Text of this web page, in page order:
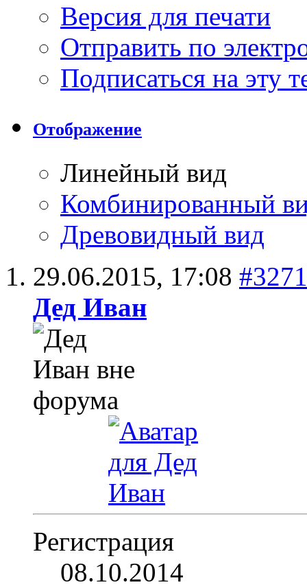
Версия для печати
Отправить по
Подписаться на эту
Отображение
Линейный вид
Комбинированный
Древовидный вид
29.06.2015, 17:08 #3271
Дед Иван
Регистрация
08.10.2014